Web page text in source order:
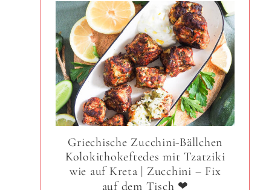
Griechische Zucchini-Bällchen
Kolokithokeftedes mit Tzatziki
wie auf Kreta | Zucchini – Fix
auf dem Tisch ❤